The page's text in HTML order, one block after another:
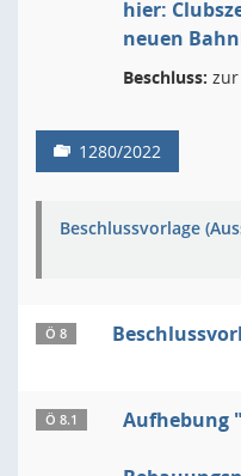
hier:
neuen
Beschluss:
1280/2022
Beschlussvorlage
Ö 8
Ö 8.1 Aufhebung